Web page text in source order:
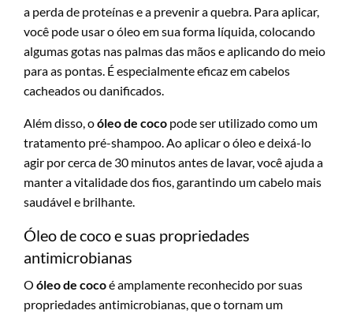
a perda de proteínas e a prevenir a quebra. Para aplicar,
você pode usar o óleo em sua forma líquida, colocando
algumas gotas nas palmas das mãos e aplicando do meio
para as pontas. É especialmente eficaz em cabelos
cacheados ou danificados.
Além disso, oóleo de coco pode ser utilizado como um
tratamento pré-shampoo. Ao aplicar o óleo e deixá-lo
agir por cerca de 30 minutos antes de lavar, você ajuda a
manter a vitalidade dos fios, garantindo um cabelo mais
saudável e brilhante.
Óleo de coco e suas propriedades
antimicrobianas
O óleo de cocoé amplamente reconhecido por suas
propriedades antimicrobianas, que o tornam um